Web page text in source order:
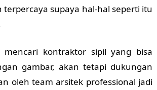
terpercaya supaya hal-hal seperti itu
mencari kontraktor sipil yang bisa
gambar, akan tetapi dukungan
oleh team arsitek professional jadi